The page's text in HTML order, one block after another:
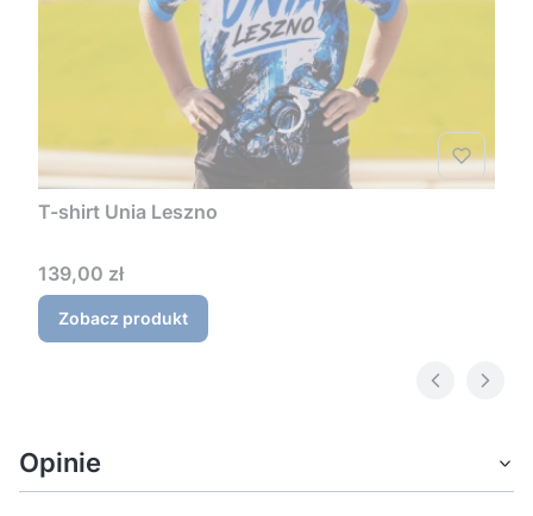
T-shirt Unia Leszno
Cena
139,00 zł
Zobacz produkt
Opinie